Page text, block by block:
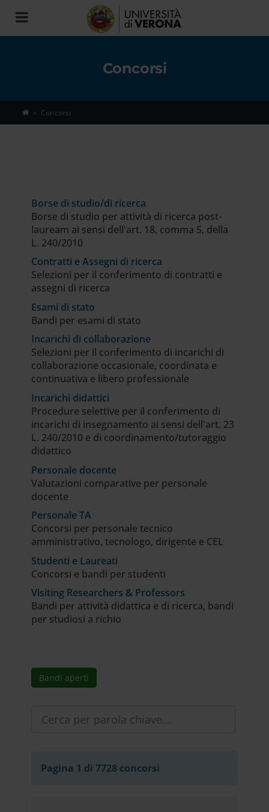
Toggle
navigation
Concorsi
Concorsi
Borse di studio/di ricerca
Borse di studio per attività di ricerca post-
lauream ai sensi dell'art. 18, comma 5, della
L. 240/2010
Contratti e Assegni di ricerca
Selezioni per il conferimento di contratti e
assegni di ricerca
Esami di stato
Bandi per esami di stato
Incarichi di collaborazione
Selezioni per il conferimento di incarichi di
collaborazione occasionale, coordinata e
continuativa e libero professionale
Incarichi didattici
Procedure selettive per il conferimento di
incarichi di insegnamento ai sensi dell'art. 23
L. 240/2010 e di coordinamento/tutoraggio
didattico
Personale docente
Valutazioni comparative per personale
docente
Personale TA
Concorsi per personale tecnico
amministrativo, tecnologo, dirigente e CEL
Studenti e Laureati
Concorsi e bandi per studenti
Visiting Researchers & Professors
Bandi per attività didattica e di ricerca, bandi
per studiosi a richio
Bandi aperti
Pagina 1 di 7728 concorsi